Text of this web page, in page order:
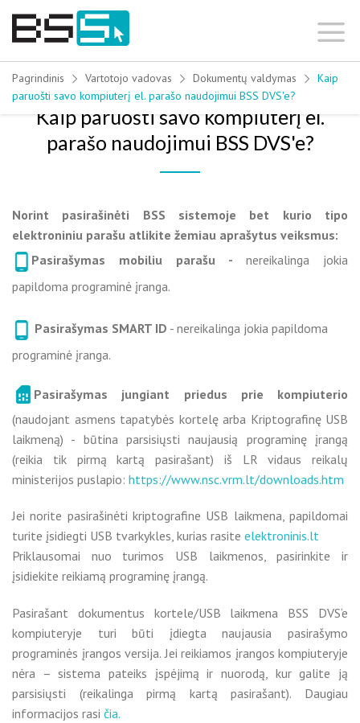
Skip
Pagrindinis Vartotojo vadovas Dokumentų valdymas
Kaip
paruošti savo kompiuterį el. parašo naudojimui BSS DVS'e?
Kaip paruošti savo kompiuterį el.
parašo naudojimui BSS DVS'e?
Norint pasirašinėti BSS sistemoje bet kurio tipo
elektroniniu parašu atlikite žemiau aprašytus veiksmus:
Pasirašymas mobiliu parašu - nereikalinga jokia
papildoma programinė įranga.
Pasirašymas SMART ID - nereikalinga jokia papildoma
programinė įranga.
Pasirašymas jungiant priedus prie kompiuterio
(naudojant asmens tapatybės kortelę arba Kriptografinę USB
laikmeną) - būtina parsisiųsti naujausią programinę įrangą
(reikia tik pirmą kartą pasirašant) iš LR vidaus reikalų
ministerijos puslapio: https://www.nsc.vrm.lt/downloads.htm
Jei norite pasirašinėti kriptografine USB laikmena, papildomai
turite įsidiegti USB tvarkykles, kurias rasite elektroninis.lt
Priklausomai nuo turimos USB laikmenos, pasirinkite ir
įsidiekite reikiamą programinę įrangą.
Pasirašant dokumentus kortele/USB laikmena BSS DVS‘e
kompiuteryje turi būti įdiegta naujausia pasirašymo
programinės įrangos versija. Jei reikiamos įrangos kompiuteryje
nėra – sistema pateiks įspėjimą ir nuorodą, kur galite ją
parsisiųsti (reikalinga pirmą kartą pasirašant). Daugiau
informacijos rasi čia.